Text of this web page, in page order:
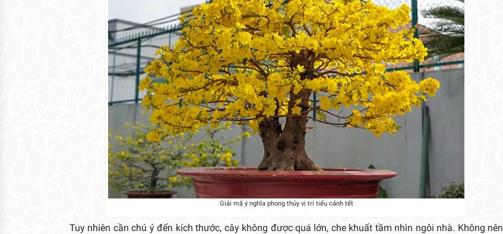
Giải mã ý nghĩa phong thủy vị trí tiểu cảnh tết
Tuy nhiên cần chú ý đến kích thước, cây không được quá lớn, che khuất tầm nhìn ngôi nhà. Không nên